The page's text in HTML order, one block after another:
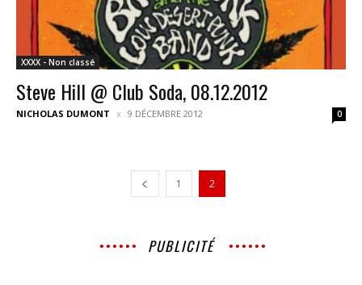
XXXX - Non classé
Steve Hill @ Club Soda, 08.12.2012
NICHOLAS DUMONT 9 DÉCEMBRE 2012 0
1 2
PUBLICITÉ